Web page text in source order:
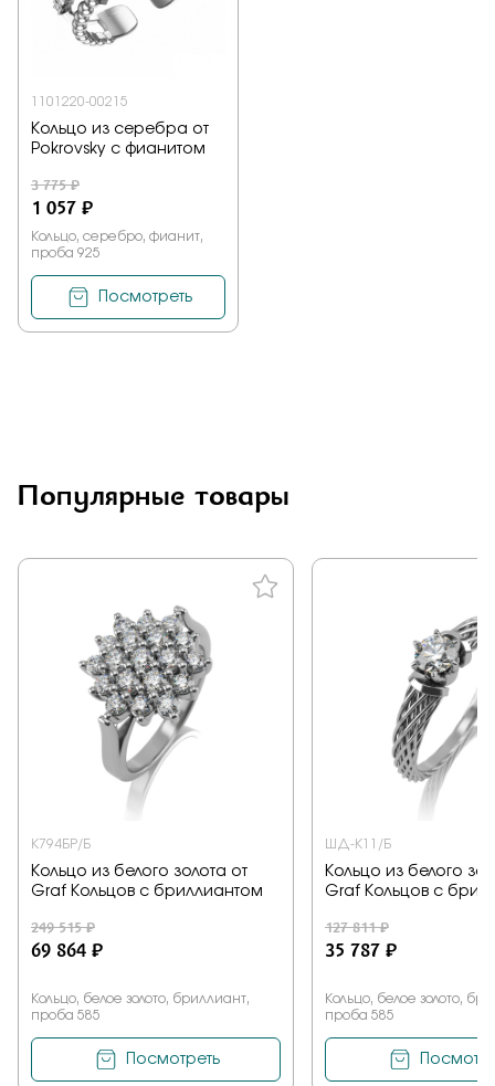
1101220-00215
Кольцо из серебра от
Pokrovsky с фианитом
3 775 ₽
1 057 ₽
Кольцо, серебро, фианит,
проба 925
Посмотреть
Популярные товары
К794БР/Б
Кольцо из белого золота от
Graf Кольцов с бриллиантом
249 515 ₽
69 864 ₽
Кольцо, белое золото, бриллиант,
проба 585
Посмотреть
ШД-К11/Б
Кольцо из белого
Graf Кольцов с
127 811 ₽
35 787 ₽
Кольцо, белое золото,
проба 585
Заказать
Подтверждаю, что я ознакомлен и согласен с условиями
политики конфиденциальности